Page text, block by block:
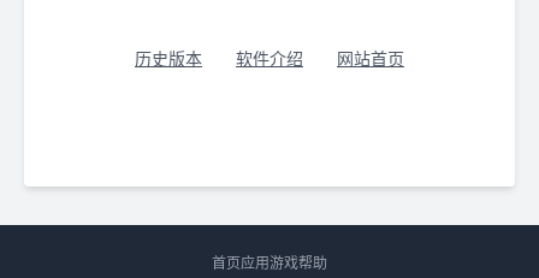
历史版本 软件介绍 网站首页
首页应用游戏帮助